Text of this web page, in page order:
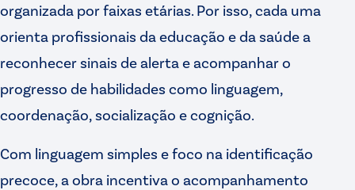
organizada por faixas etárias. Por isso, cada uma
orienta profissionais da educação e da saúde a
reconhecer sinais de alerta e acompanhar o
progresso de habilidades como linguagem,
coordenação, socialização e cognição.
Com linguagem simples e foco na identificação
precoce, a obra incentiva o acompanhamento